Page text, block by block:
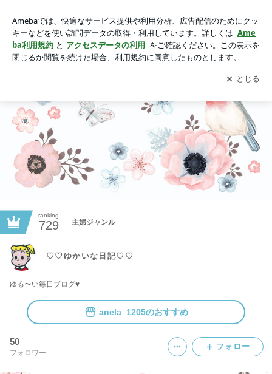
アプリをダウンロードして ブログの更新通知
を受け取りまし
ょう。
開く
ranking
729 主婦ジャンル
♡♡ゆかいな日記♡♡
ゆる〜い毎日ブログ♥
anela_1205のおすすめ
50
フォロワー
フォロー